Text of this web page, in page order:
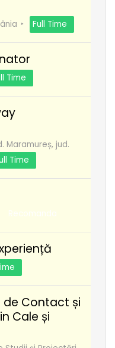
Full Time
Time
Maramureș, jud.
Time
Recomanda
de Contact și
Cale și